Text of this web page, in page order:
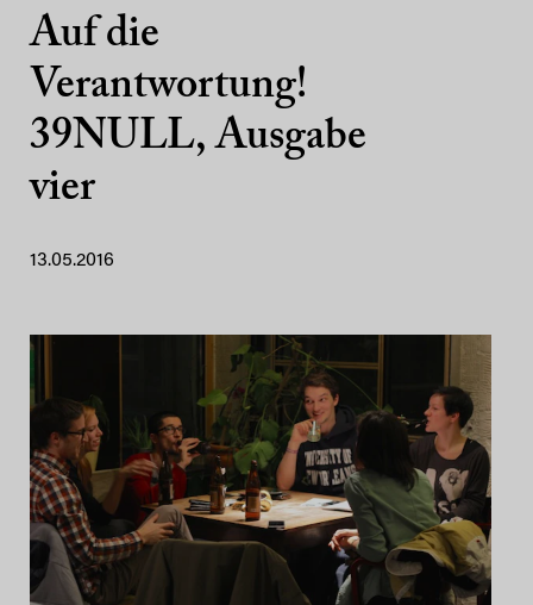
Auf die
Verantwortung!
39NULL, Ausgabe
vier
13.05.2016